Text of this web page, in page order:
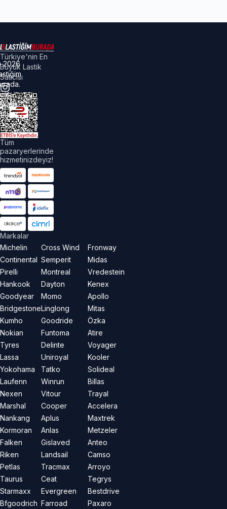
Türkiye'nin En
Büyük Lastik
Satıcısı
Tüm
pazaryerlerinde
hizmetinizdeyiz!
Markalar
Michelin
Continental
Pirelli
Hankook
Goodyear
Bridgestone
Kumho
Nokian
Tyres
Lassa
Yokohama
Laufenn
Nexen
Marshal
Nankang
Kormoran
Falken
Riken
Petlas
Taurus
Starmaxx
Bfgoodrich
Cross Wind
Semperit
Montreal
Dayton
Momo
Linglong
Goodride
Funtoma
Delinte
Uniroyal
Tatko
Winrun
Vitour
Cooper
Aplus
Anlas
Gislaved
Landsail
Tracmax
Ceat
Evergreen
Farroad
Fronway
Midas
Vredestein
Kenex
Apollo
Mitas
Özka
Atire
Voyager
Kooler
Solideal
Billas
Trayal
Accelera
Maxtrek
Metzeler
Anteo
Camso
Arroyo
Tegrys
Bestdrive
Paxaro
2026